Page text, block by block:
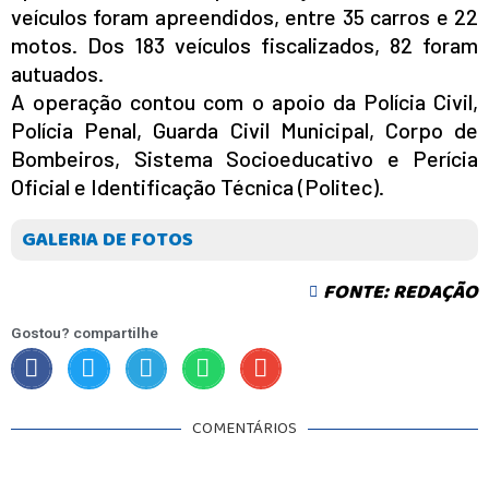
veículos foram apreendidos, entre 35 carros e 22
motos. Dos 183 veículos fiscalizados, 82 foram
autuados.
A operação contou com o apoio da Polícia Civil,
Polícia Penal, Guarda Civil Municipal, Corpo de
Bombeiros, Sistema Socioeducativo e Perícia
Oficial e Identificação Técnica (Politec).
GALERIA DE FOTOS
FONTE: REDAÇÃO
Gostou? compartilhe
COMENTÁRIOS